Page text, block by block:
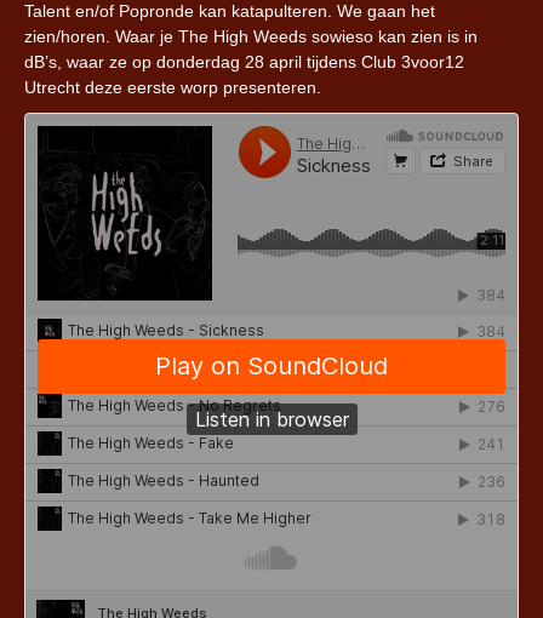
Talent en/of Popronde kan katapulteren. We gaan het
zien/horen. Waar je The High Weeds sowieso kan zien is in
dB’s, waar ze op donderdag 28 april tijdens Club 3voor12
Utrecht deze eerste worp presenteren.